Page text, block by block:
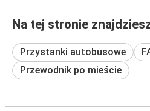
Na tej stronie
Przystanki autobusowe
Przewodnik po mieście